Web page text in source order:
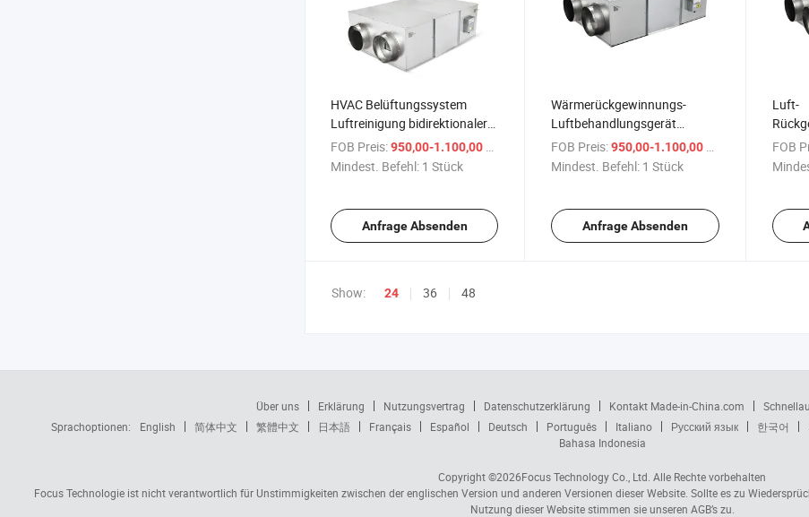
HVAC Belüftungssystem
Luftreinigung bidirektionaler
Fluss gewerbliche Nutzung
Energie-Rückgewinnungs-
FOB Preis:950,00-1.100,00 $
Mindest. Befehl: 1 Stück
Anfrage Absenden
Wärmerückgewinnungs-
Luftbehandlungsgerät
Antikorrosions-
Metallabdeckung
FOB Preis: 950,00-1.100,00 $
Mindest. Befehl: 1 Stück
Anfrage Absenden
Luft-
FOB
Show: 24 36 48
Über uns Erklärung Nutzungsvertrag Datenschutzerklärung Kontakt Made-in-China.com
Sprachoptionen:
English 简体中文 繁體中文 日本語 Français Español Deutsch Português Italiano Русский язык 한국어
Bahasa Indonesia
Copyright ©2026Focus Technology Co., Ltd. Alle Rechte vorbehalten
Focus Technologie ist nicht verantwortlich für Unstimmigkeiten zwischen der englischen Version und anderen Versionen dieser Website. Sollte es zu
Nutzung dieser Website stimmen sie unseren AGB’s zu.